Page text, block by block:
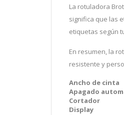
La rotuladora
significa que las
etiquetas según
En resumen, la
resistente y
Ancho de cinta
Apagado
Cortador
Display